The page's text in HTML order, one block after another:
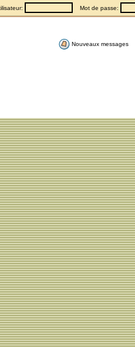
Mot de passe:
Nouveaux messages